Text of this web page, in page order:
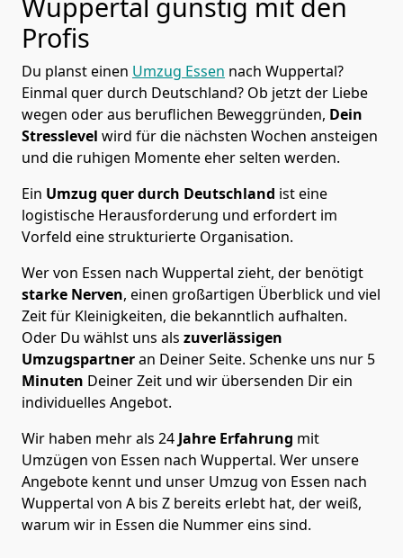
Profis
Du planst einen Umzug Essen nach Wuppertal?
Einmal quer durch Deutschland? Ob jetzt der Liebe
wegen oder aus beruflichen Beweggründen, Dein
Stresslevel wird für die nächsten Wochen ansteigen
und die ruhigen Momente eher selten werden.
Ein Umzug quer durch Deutschland ist eine
logistische Herausforderung und erfordert im
Vorfeld eine strukturierte Organisation.
Wer von Essen nach Wuppertal zieht, der benötigt
starke Nerven, einen großartigen Überblick und viel
Zeit für Kleinigkeiten, die bekanntlich aufhalten.
Oder Du wählst uns als zuverlässigen
Umzugspartneran Deiner Seite. Schenke uns nur 5
Minuten Deiner Zeit und wir übersenden Dir ein
individuelles Angebot.
Wir haben mehr als 24 Jahre Erfahrung mit
Umzügen von Essen nach Wuppertal. Wer unsere
Angebote kennt und unser Umzug von Essen nach
Wuppertal von A bis Z bereits erlebt hat, der weiß,
warum wir in Essen die Nummer eins sind.